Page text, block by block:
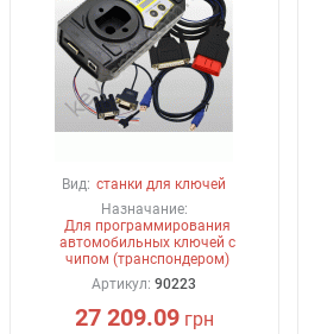
Вид: станки для ключей
Назначание:
Для программирования
автомобильных ключей с
чипом (транспондером)
Артикул:90223
27 209.09грн